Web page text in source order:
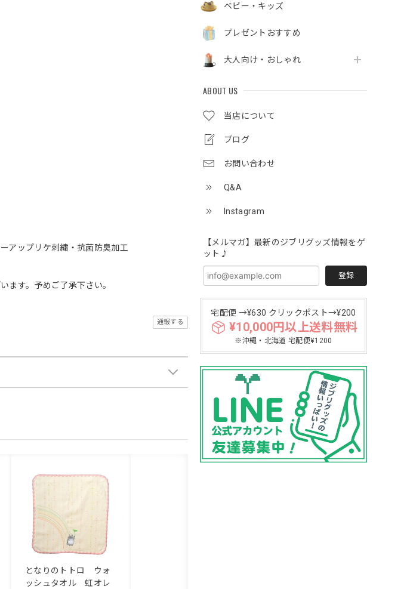
ベビー・キッズ
プレゼントおすすめ
大人向け・おしゃれ
ABOUT US
当店について
ブログ
お問い合わせ
Q&A
Instagram
【メルマガ】最新のジブリグッズ情報をゲ
ット♪
登録
宅配便 →¥630 クリックポスト→¥200
¥10,000円以上送料無料
※沖縄・北海道 宅配便¥1200
アップリケ刺繍・抗菌防臭加工
ます。予めご了承下さい。
通報する
となりのトトロ ウォ
ッシュタオル 虹オレ